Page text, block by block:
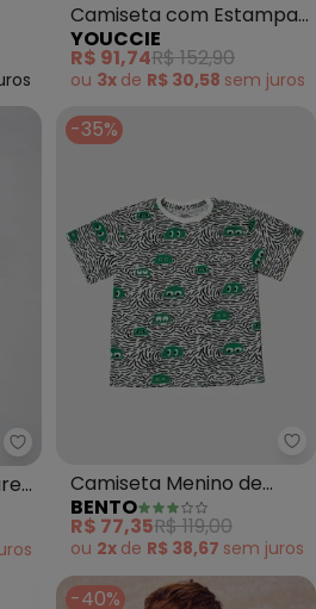
Camiseta com Estampa
do Avengers (Branco)
YOUCCIE
R$ 91,74R$ 152,90
ou 3x de R$ 30,58 sem juros
Youccie - Camiseta Infantil
-35%
Camiseta Menino de
Malha Zoio (Branco)
BENTO
R$ 77,35R$ 119,00
ou 2x de R$ 38,67 sem juros
-40%